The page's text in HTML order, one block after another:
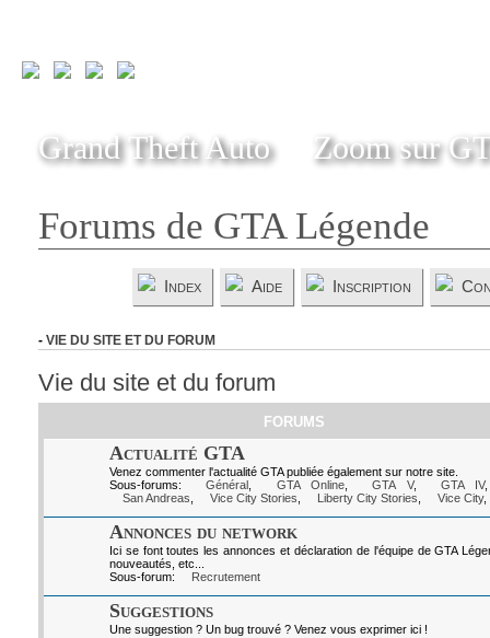
Grand Theft Auto Zoom sur
Forums de GTA Légende
Index Aide Inscription
- VIE DU SITE ET DU FORUM
Vie du site et du forum
FORUMS
Actualité GTA
Venez commenter l'actualité GTA publiée également sur notre site.
Sous-forums:
Général , GTA Online, GTA V, GTA IV
San Andreas, Vice City Stories, Liberty City Stories, Vice City,
Annonces du network
Ici se font toutes les annonces et déclaration de l'équipe de GTA
nouveautés, etc...
Sous-forum:
Recrutement
Suggestions
Une suggestion ? Un bug trouvé ? Venez vous exprimer ici !